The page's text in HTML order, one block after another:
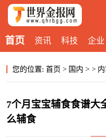
首页 资讯 科技 企业
您的位置: 首页 > 国内 > >
7个月宝宝辅食食谱大
么辅食